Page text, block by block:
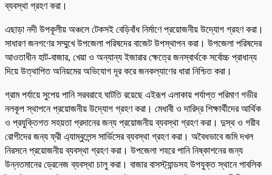
ব্যবস্থা গ্রহণ করা।
এছাড়া নদী উপকূলীয় অঞ্চলে টেকসই বেড়িবাঁধ নির্মাণে প্রয়োজনীয় উদ্যোগ গ্রহণ করা।
সাধারণ জনগণের সম্মুখে উপজেলা পরিষদের বাজেট উপস্থাপন করা। উপজেলা পরিষদের
আওতাধীন হাট-বাজার, খেয়া ও অন্যান্য ইজারার ক্ষেত্রে জনস্বার্থকে সর্বোচ্চ প্রাধান্য
দিয়ে উত্থাপিত অনিয়মের অভিযোগ দূর করে জনকল্যাণের ধারা নিশ্চিত করা।
গ্রাম পর্যায়ে সুপেয় পানি সরবরাহে ঘাটতি রয়েছে এইরূপ এলাকায় পর্যাপ্ত পরিমাণ গভীর
নলকূপ স্থাপনে প্রয়োজনীয় উদ্যোগ গ্রহণ করা। মেধাবী ও দারিদ্র শিক্ষার্থীদের আর্থিক
ও প্রযুক্তিগত সহয়তা প্রদানের জন্য প্রয়োজনীয় ব্যবস্থা গ্রহণ করা। দুস্থ ও গরীব
রোগীদের জন্য ফ্রী এ্যাম্বুলেন্স সার্ভিসের ব্যবস্থা গ্রহণ করা। অবৈধভাবে জমি দখল
নিরসনে প্রয়োজনীয় ব্যবস্থা গ্রহণ করা। উপজেলা শহরে পানি নিষ্কাশনের জন্য
উন্নতমানের ড্রেনেজ ব্যবস্থা চালু করা। বাজার বাসস্ট্যান্ডসহ উপযুক্ত স্থানে পাবলিক